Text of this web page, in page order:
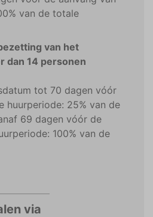
van de totale
van het
dan 14 personen
tot 70 dagen vóór
huurperiode: 25% van de
69 dagen vóór de
100% van de
via